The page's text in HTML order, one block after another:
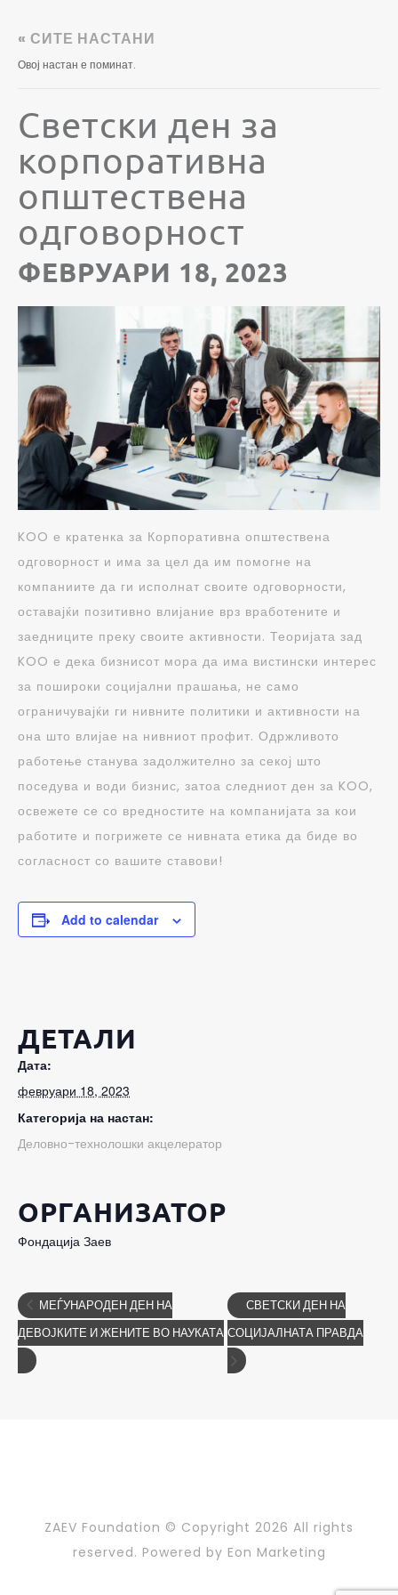
« СИТЕ НАСТАНИ
Овој настан е поминат.
Светски ден за
корпоративна
општествена
одговорност
ФЕВРУАРИ 18, 2023
KOO е кратенка за Корпоративна општествена
одговорност и има за цел да им помогне на
компаниите да ги исполнат своите одговорности,
оставајќи позитивно влијание врз вработените и
заедниците преку своите активности. Теоријата зад
KOO е дека бизнисот мора да има вистински интерес
за пошироки социјални прашања, не само
ограничувајќи ги нивните политики и активности на
она што влијае на нивниот профит. Одржливото
работење станува задолжително за секој што
поседува и води бизнис, затоа следниот ден за KOO,
освежете се со вредностите на компанијата за кои
работите и погрижете се нивната етика да биде во
согласност со вашите ставови!
Add to calendar
ДЕТАЛИ
Дата:
февруари 18, 2023
Категорија на настан:
Деловно-технолошки акцелератор
ОРГАНИЗАТОР
Фондација Заев
МЕЃУНАРОДЕН ДЕН НА
ДЕВОЈКИТЕ И ЖЕНИТЕ ВО НАУКАТА
СВЕТСКИ ДЕН НА
СОЦИЈАЛНАТА ПРАВДА
ZAEV Foundation © Copyright 2026 All rights
reserved. Powered by Eon Marketing